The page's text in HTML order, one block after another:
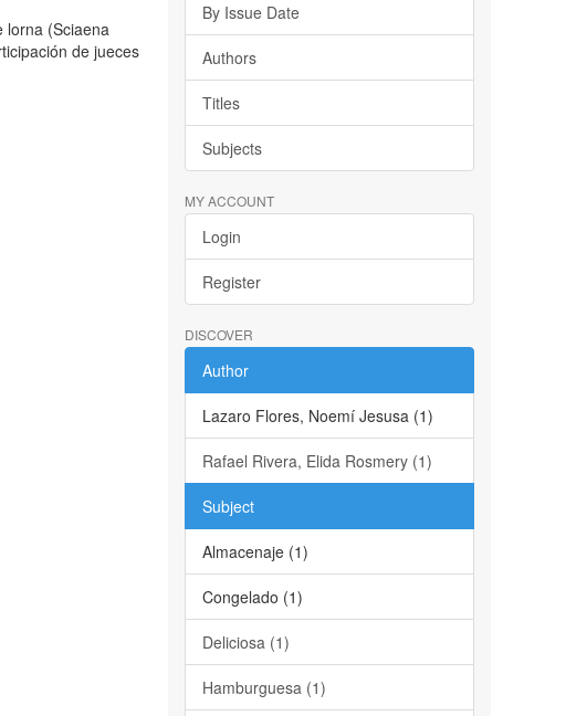
lorna (Sciaena
de jueces
By Issue Date
Authors
Titles
Subjects
MY ACCOUNT
Login
Register
DISCOVER
Author
Lazaro Flores, Noemí Jesusa (1)
Rafael Rivera, Elida Rosmery (1)
Subject
Almacenaje (1)
Congelado (1)
Deliciosa (1)
Hamburguesa (1)